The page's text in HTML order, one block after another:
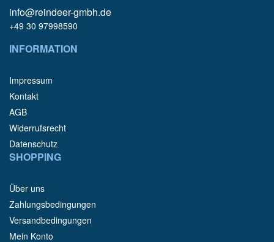
info@reindeer-gmbh.de
+49 30 97998590
INFORMATION
Impressum
Kontakt
AGB
Widerrufsrecht
Datenschutz
SHOPPING
Über uns
Zahlungsbedingungen
Versandbedingungen
Mein Konto